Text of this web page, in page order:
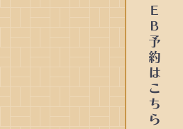
ＷＥＢ予約はこちら